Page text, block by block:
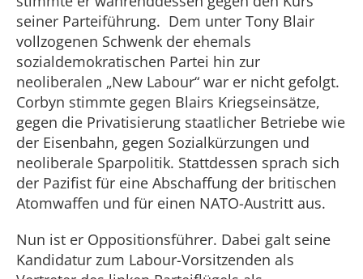
seiner Parteiführung. Dem unter Tony Blair
vollzogenen Schwenk der ehemals
sozialdemokratischen Partei hin zur
neoliberalen „New Labour“ war er nicht gefolgt.
Corbyn stimmte gegen Blairs Kriegseinsätze,
gegen die Privatisierung staatlicher Betriebe wie
der Eisenbahn, gegen Sozialkürzungen und
neoliberale Sparpolitik. Stattdessen sprach sich
der Pazifist für eine Abschaffung der britischen
Atomwaffen und für einen NATO-Austritt aus.
Nun ist er Oppositionsführer. Dabei galt seine
Kandidatur zum Labour-Vorsitzenden als